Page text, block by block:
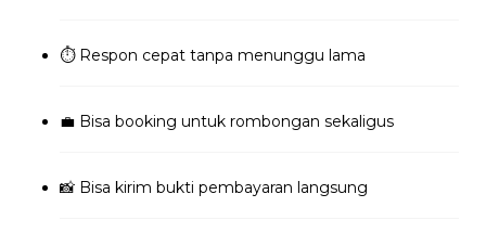
⏱️ Respon cepat tanpa menunggu lama
💼 Bisa booking untuk rombongan sekaligus
📸 Bisa kirim bukti pembayaran langsung